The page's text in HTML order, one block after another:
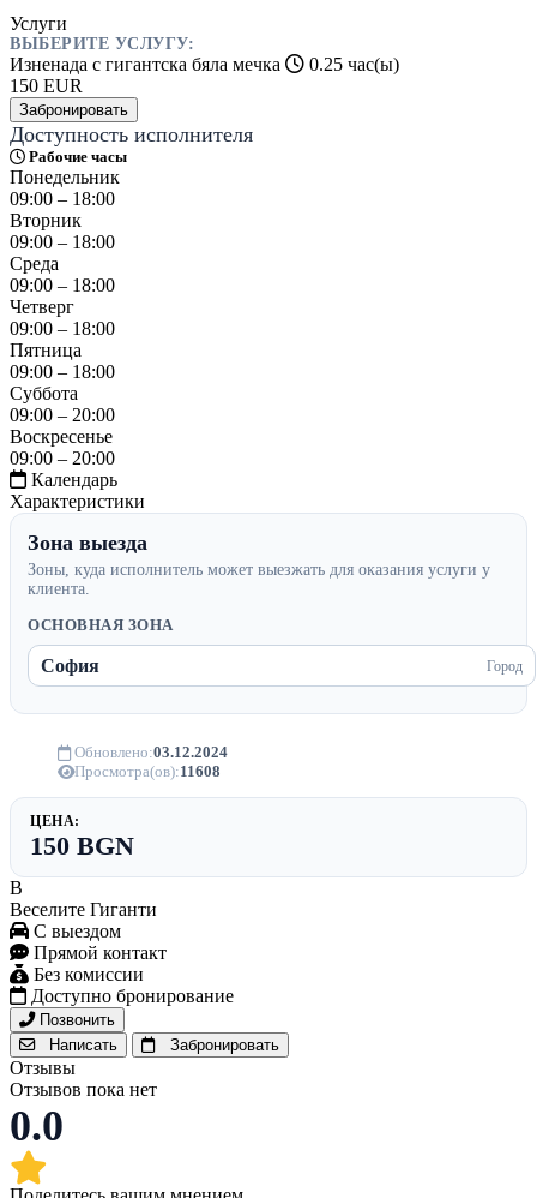
Услуги
ВЫБЕРИТЕ УСЛУГУ:
Изненада с гигантска бяла мечка
0.25 час(ы)
150 EUR
Забронировать
Доступность исполнителя
Рабочие часы
Понедельник
09:00 – 18:00
Вторник
09:00 – 18:00
Среда
09:00 – 18:00
Четверг
09:00 – 18:00
Пятница
09:00 – 18:00
Суббота
09:00 – 20:00
Воскресенье
09:00 – 20:00
Календарь
Характеристики
Зона выезда
Зоны, куда исполнитель может выезжать для оказания услуги у
клиента.
ОСНОВНАЯ ЗОНА
София Город
Обновлено:03.12.2024
Просмотра(ов):11608
ЦЕНА:
150 BGN
В
Веселите Гиганти
С выездом
Прямой контакт
Без комиссии
Доступно бронирование
Позвонить
Написать
Забронировать
Отзывы
Отзывов пока нет
0.0